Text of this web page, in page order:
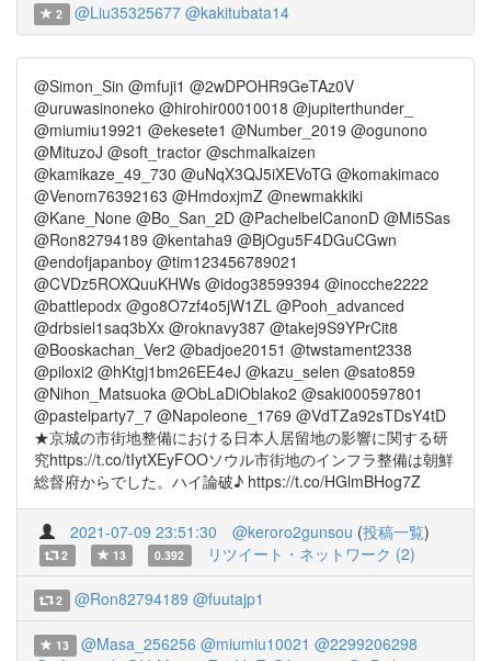
2 @Liu35325677 @kakitubata14
@Simon_Sin @mfuji1 @2wDPOHR9GeTAz0V
@uruwasinoneko @hirohir00010018 @jupiterthunder_
@miumiu19921 @ekesete1 @Number_2019 @ogunono
@MituzoJ @soft_tractor @schmalkaizen
@kamikaze_49_730 @uNqX3QJ5iXEVoTG @komakimaco
@Venom76392163 @HmdoxjmZ @newmakkiki
@Kane_None @Bo_San_2D @PachelbelCanonD @Mi5Sas
@Ron82794189 @kentaha9 @BjOgu5F4DGuCGwn
@endofjapanboy @tim123456789021
@CVDz5ROXQuuKHWs @idog38599394 @inocche2222
@battlepodx @go8O7zf4o5jW1ZL @Pooh_advanced
@drbsiel1saq3bXx @roknavy387 @takej9S9YPrCit8
@Booskachan_Ver2 @badjoe20151 @twstament2338
@piloxi2 @hKtgj1bm26EE4eJ @kazu_selen @sato859
@Nihon_Matsuoka @ObLaDiOblako2 @saki000597801
@pastelparty7_7 @Napoleone_1769 @VdTZa92sTDsY4tD
★京城の市街地整備における日本人居留地の影響に関する研
究https://t.co/tIytXEyFOOソウル市街地のインフラ整備は朝鮮
総督府からでした。ハイ論破♪ https://t.co/HGlmBHog7Z
2021-07-09 23:51:30 @keroro2gunsou (投稿一覧)
2 13 0.392 リツイート・ネットワーク (2)
2 @Ron82794189 @fuutajp1
13 @Masa_256256 @miumiu10021 @2299206298